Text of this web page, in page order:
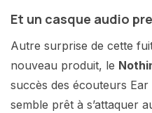
Et un casque audio
Autre surprise de cette
nouveau produit, le
succès des écouteurs
semble prêt à s’attaquer